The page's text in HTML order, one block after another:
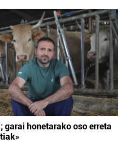
garai honetarako oso erreta